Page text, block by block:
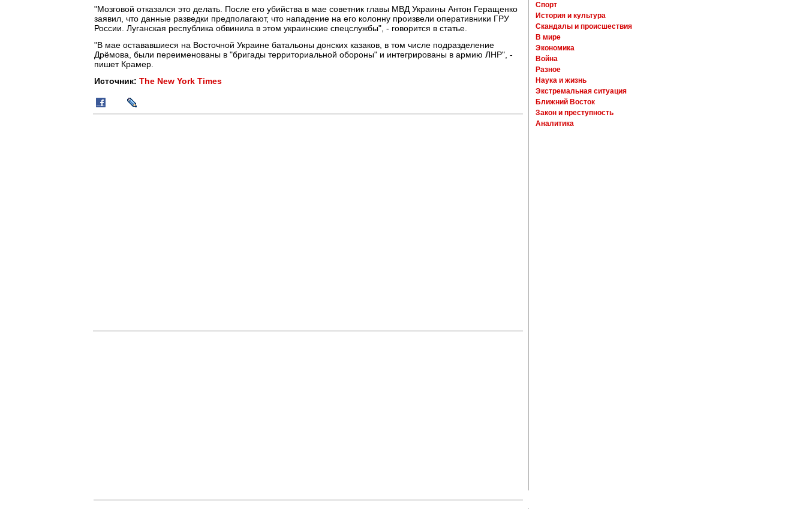
"Мозговой отказался это делать. После его убийства в мае советник главы МВД Украины Антон Геращенко
заявил, что данные разведки предполагают, что нападение на его колонну произвели оперативники ГРУ
России. Луганская республика обвинила в этом украинские спецслужбы", - говорится в статье.
"В мае остававшиеся на Восточной Украине батальоны донских казаков, в том числе подразделение
Дрёмова, были переименованы в "бригады территориальной обороны" и интегрированы в армию ЛНР", -
пишет Крамер.
Источник: The New York Times
Спорт
История и культура
Скандалы и происшествия
В мире
Экономика
Война
Разное
Наука и жизнь
Экстремальная ситуация
Ближний Восток
Закон и преступность
Аналитика